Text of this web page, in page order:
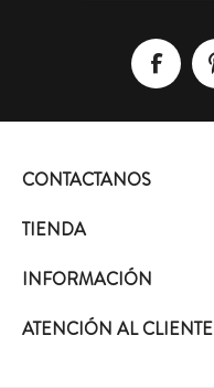
CONTACTANOS
TIENDA
INFORMACIÓN
ATENCIÓN AL CLIENTE